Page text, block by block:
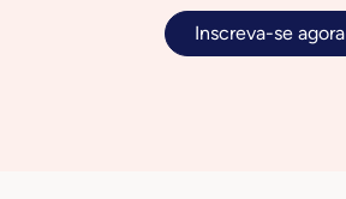
Inscreva-se agora